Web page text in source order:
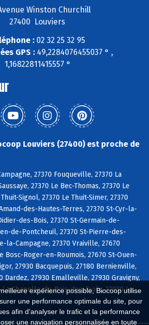
expérience possible, Biocoop utilise
une performance optimale du site, pour
afin d'analyser le trafic et la performance
une navigation personnalisée en toute
Winston Churchill
27400 Louviers
:02 32 25 32 95
GPS :49,2284076455037 ° ,
1,16822811415557 °
Louviers (27400) est proche de
27370 Fouqueville, 27370 La
27370 Le Bec-Thomas, 27370 Le
Signol, 27370 Le Thuit-Simer, 27370
des-Hautes-Terres, 27370 St-Cyr-la-
des-Bois, 27370 St-Germain-de-
de-Pontcheuil, 27370 St-Pierre-des-
la-Campagne, 27370 Vraiville, 27670
Bosc-Roger-en-Roumois, 27670 St-Ouen-
27930 Bacquepuis, 27180 Bernienville,
Dardez, 27930 Emalleville, 27930 Gravigny,
Chapelle-du-Bois-des-Faulx, 27930 Le